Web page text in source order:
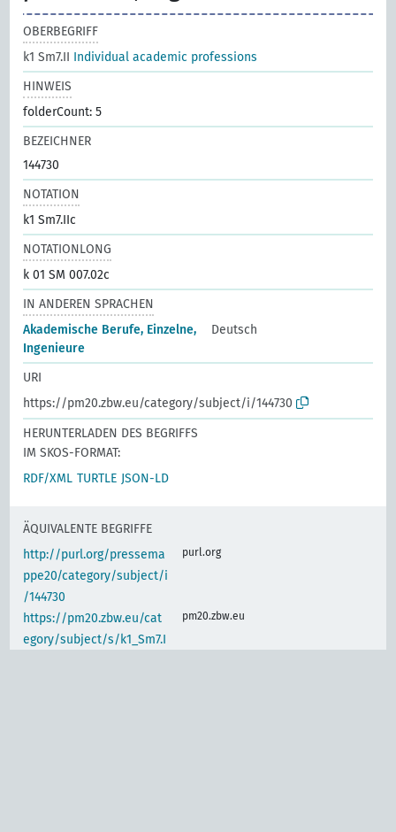
OBERBEGRIFF
k1 Sm7.II Individual academic professions
HINWEIS
folderCount: 5
BEZEICHNER
144730
NOTATION
k1 Sm7.IIc
NOTATIONLONG
k 01 SM 007.02c
IN ANDEREN SPRACHEN
Akademische Berufe, Einzelne,
Ingenieure
Deutsch
URI
https://pm20.zbw.eu/category/subject/i/144730
HERUNTERLADEN DES BEGRIFFS
IM SKOS-FORMAT:
RDF/XML TURTLE JSON-LD
ÄQUIVALENTE BEGRIFFE
http://purl.org/pressema
ppe20/category/subject/i
/144730
purl.org
https://pm20.zbw.eu/cat
egory/subject/s/k1_Sm7.I
pm20.zbw.eu